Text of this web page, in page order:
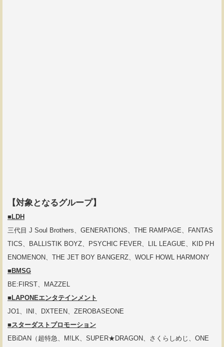
【対象となるグループ】
■LDH
三代目 J Soul Brothers、GENERATIONS、THE RAMPAGE、FANTAS
TICS、BALLISTIK BOYZ、PSYCHIC FEVER、LIL LEAGUE、KID PH
ENOMENON、THE JET BOY BANGERZ、WOLF HOWL HARMONY
■BMSG
BE:FIRST、MAZZEL
■LAPONEエンタテインメント
JO1、INI、DXTEEN、ZEROBASEONE
■スターダストプロモーション
EBiDAN（超特急、M!LK、SUPER★DRAGON、さくらしめじ、ONE